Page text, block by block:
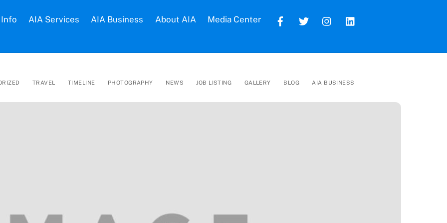
AIA Services AIA Business About AIA Media Center
TRAVEL TIMELINE PHOTOGRAPHY NEWS JOB LISTING GALLERY BLOG AIA BUSINESS